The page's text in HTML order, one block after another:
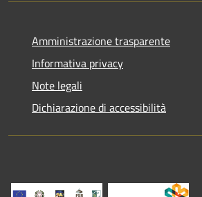
Amministrazione trasparente
Informativa privacy
Note legali
Dichiarazione di accessibilità